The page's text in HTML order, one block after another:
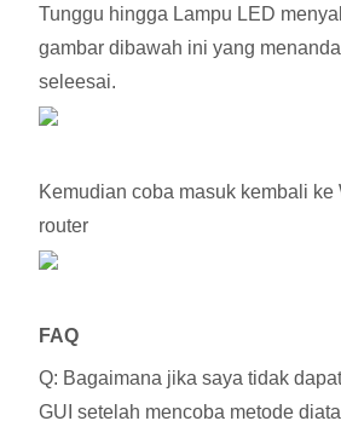
Tunggu hingga Lampu LED
gambar dibawah ini yang
seleesai.
Kemudian coba masuk kembali ke
router
FAQ
Q: Bagaimana jika saya tidak
GUI setelah mencoba metode